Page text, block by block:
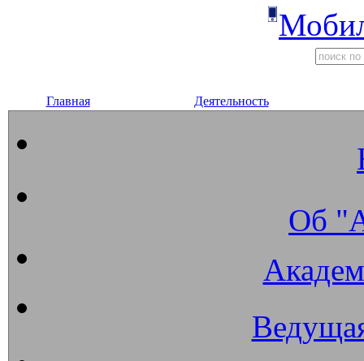
Главная Деятельность
Об